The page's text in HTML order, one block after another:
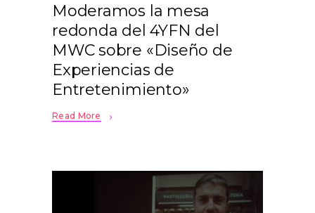
Moderamos la mesa
redonda del 4YFN del
MWC sobre «Diseño de
Experiencias de
Entretenimiento»
Read More